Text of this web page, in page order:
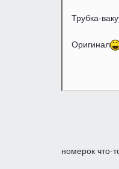
Трубка-
Оригинал
номерок что-